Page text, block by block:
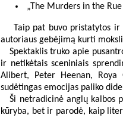
„The Murders in the
Taip pat buvo pristatytos ir
autoriaus gebėjimą kurti
Spektaklis truko apie
ir netikėtais sceniniais
Alibert, Peter Heenan,
sudėtingas emocijas paliko
Ši netradicinė anglų kalbos
kūryba, bet ir parodė, kaip